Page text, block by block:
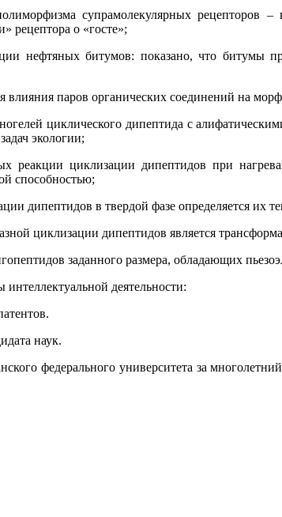
супрамолекулярных рецепторов –
рецептора о «госте»;
нефтяных битумов: показано, что битумы
влияния паров органических соединений на
циклического дипептида с
экологии;
реакции циклизации дипептидов при
способностью;
дипептидов в твердой фазе определяется их
циклизации дипептидов является
заданного размера, обладающих
интеллектуальной деятельности:
наук.
федерального университета за